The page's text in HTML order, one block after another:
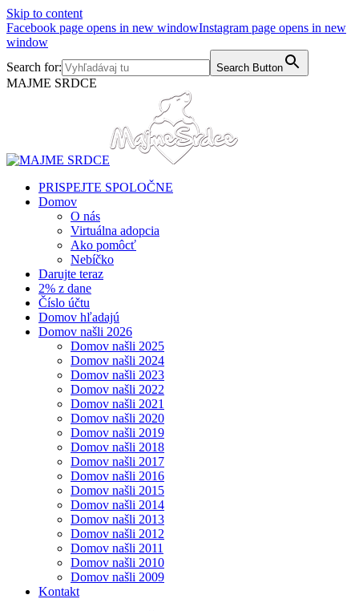
Skip to content
Facebook page opens in new windowInstagram page opens in new
window
Search for:
Search Button
MAJME SRDCE
PRISPEJTE SPOLOČNE
Domov
O nás
Virtuálna adopcia
Ako pomôcť
Nebíčko
Darujte teraz
2% z dane
Číslo účtu
Domov hľadajú
Domov našli 2026
Domov našli 2025
Domov našli 2024
Domov našli 2023
Domov našli 2022
Domov našli 2021
Domov našli 2020
Domov našli 2019
Domov našli 2018
Domov našli 2017
Domov našli 2016
Domov našli 2015
Domov našli 2014
Domov našli 2013
Domov našli 2012
Domov našli 2011
Domov našli 2010
Domov našli 2009
Kontakt